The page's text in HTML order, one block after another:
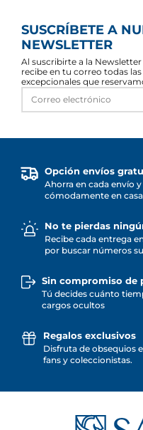
SUSCRÍBETE A
NEWSLETTER
Al suscribirte a la
recibe en tu correo todas
excepcionales que
Opción envíos
Ahorra en cada envío
cómodamente en
No te pierdas
Recibe cada entrega
por buscar números
Sin compromiso de
Tú decides cuánto
cargos ocultos
Regalos exclusivos
Disfruta de obsequios
fans y coleccionistas.